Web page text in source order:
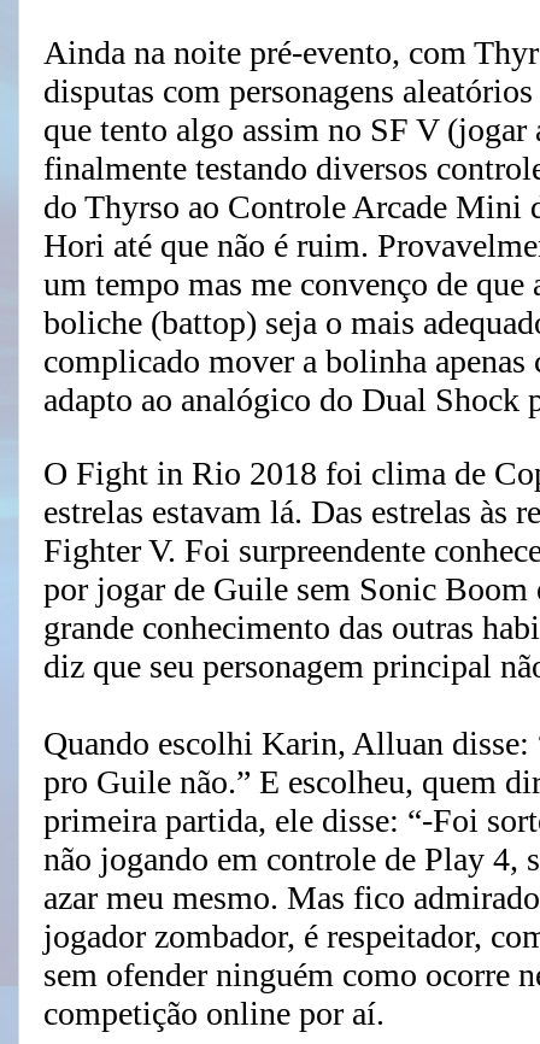
Ainda na noite pré-evento, com
disputas com personagens
que tento algo assim no SF V
finalmente testando diversos
do Thyrso ao Controle Arcade Mini
Hori até que não é ruim.
um tempo mas me convenço de
boliche (battop) seja o mais
complicado mover a bolinha
adapto ao analógico do Dual Shock
O Fight in Rio 2018 foi clima de
estrelas estavam lá. Das estrelas às
Fighter V. Foi surpreendente
por jogar de Guile sem Sonic Boom
grande conhecimento das outras
diz que seu personagem principal
Quando escolhi Karin, Alluan
pro Guile não.” E escolheu, quem
primeira partida, ele disse: “-Foi
não jogando em controle de Play 4,
azar meu mesmo. Mas fico
jogador zombador, é respeitador,
sem ofender ninguém como ocorre
competição online por aí.